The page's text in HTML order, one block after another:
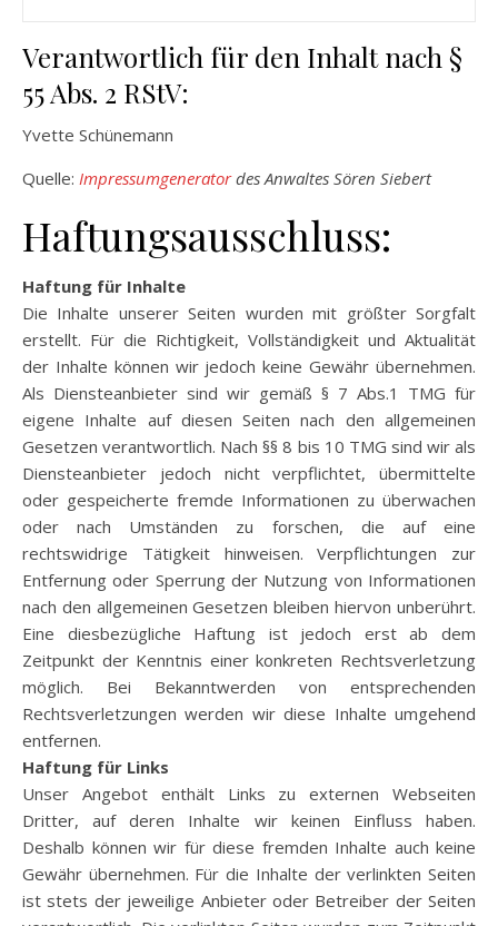
Verantwortlich für den Inhalt nach §
55 Abs. 2 RStV:
Yvette Schünemann
Quelle: Impressumgeneratordes Anwaltes Sören Siebert
Haftungsausschluss:
Haftung für Inhalte
Die Inhalte unserer Seiten wurden mit größter Sorgfalt
erstellt. Für die Richtigkeit, Vollständigkeit und Aktualität
der Inhalte können wir jedoch keine Gewähr übernehmen.
Als Diensteanbieter sind wir gemäß § 7 Abs.1 TMG für
eigene Inhalte auf diesen Seiten nach den allgemeinen
Gesetzen verantwortlich. Nach §§ 8 bis 10 TMG sind wir als
Diensteanbieter jedoch nicht verpflichtet, übermittelte
oder gespeicherte fremde Informationen zu überwachen
oder nach Umständen zu forschen, die auf eine
rechtswidrige Tätigkeit hinweisen. Verpflichtungen zur
Entfernung oder Sperrung der Nutzung von Informationen
nach den allgemeinen Gesetzen bleiben hiervon unberührt.
Eine diesbezügliche Haftung ist jedoch erst ab dem
Zeitpunkt der Kenntnis einer konkreten Rechtsverletzung
möglich. Bei Bekanntwerden von entsprechenden
Rechtsverletzungen werden wir diese Inhalte umgehend
entfernen.
Haftung für Links
Unser Angebot enthält Links zu externen Webseiten
Dritter, auf deren Inhalte wir keinen Einfluss haben.
Deshalb können wir für diese fremden Inhalte auch keine
Gewähr übernehmen. Für die Inhalte der verlinkten Seiten
ist stets der jeweilige Anbieter oder Betreiber der Seiten